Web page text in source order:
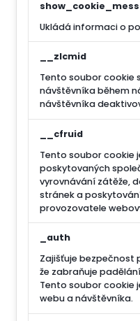
Ukládá informaci o
__zlcmid
Tento soubor cookie
návštěvníka během
návštěvníka
__cfruid
Tento soubor cookie
poskytovaných
vyrovnávání zátěže,
stránek a
provozovatele
_auth
Zajišťuje bezpečnost
že zabraňuje
Tento soubor cookie
webu a návštěvníka.